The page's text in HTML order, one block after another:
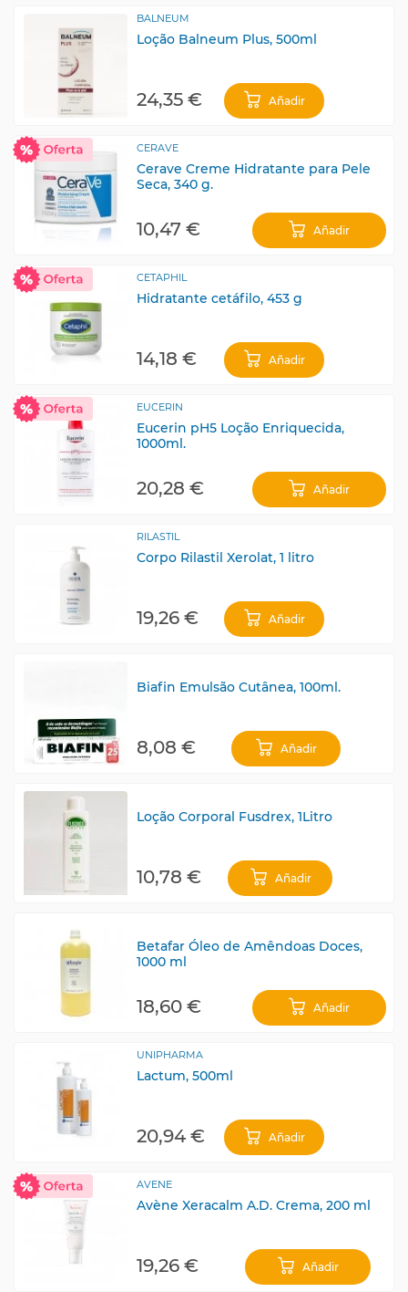
BALNEUM
Loção Balneum Plus, 500ml
24,35 € Añadir
CERAVE
Cerave Creme Hidratante para Pele
Seca, 340 g.
10,47 € Añadir
CETAPHIL
Hidratante cetáfilo, 453 g
14,18 € Añadir
EUCERIN
Eucerin pH5 Loção Enriquecida,
1000ml.
20,28 € Añadir
RILASTIL
Corpo Rilastil Xerolat, 1 litro
19,26 € Añadir
Biafin Emulsão Cutânea, 100ml.
8,08 € Añadir
Loção Corporal Fusdrex, 1Litro
10,78 € Añadir
Betafar Óleo de Amêndoas Doces,
1000 ml
18,60 € Añadir
UNIPHARMA
Lactum, 500ml
20,94 € Añadir
AVENE
Avène Xeracalm A.D. Crema, 200 ml
19,26 € Añadir